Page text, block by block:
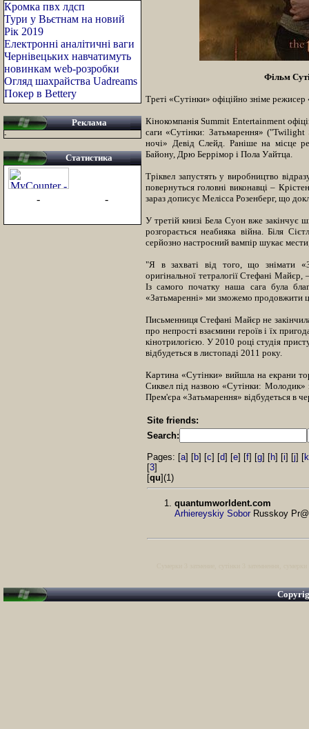
Кромка пвх лдсп
Тури у Вьєтнам на новий
Рік 2019
Електронні аналітичні ваги
Чернівецьких навчатимуть
новинкам web-розробки
Огляд шахрайства Uadreams
Покер в Bettery
Реклама
-
Статистика
- -
Фільм
Треті «Сутінки» офіційно зніме режисер
Кінокомпанія Summit Entertainment
саги «Сутінки: Затьмарення»
ночі» Девід Слейд. Раніше на місце
Байону, Дрю Беррімор і Пола Уайтца.
Тріквел запустять у виробництво
повернуться головні виконавці –
зараз дописує Мелісса Розенберг, що
У третій книзі Бела Суон вже закінчує
розгорається неабияка війна. Біля
серйозно настроєний вампір шукає
"Я в захваті від того, що знімати
оригінальної тетралогії Стефані
Із самого початку наша сага була
«Затьмаренні» ми зможемо продовжити
Письменниця Стефані Майєр не
про непрості взаємини героїв і їх
кінотрилогією. У 2010 році студія
відбудеться в листопаді 2011 року.
Картина «Сутінки» вийшла на екрани
Сиквел під назвою «Сутінки: Молодик»
Прем'єра «Затьмарення» відбудеться в
Site friends:
Search:
Pages: [a] [b] [c] [d] [e] [f] [g] [h] [i] [j] [k
[3]
[qu](1)
quantumworldent.com
Arhiereyskiy Sobor Russkoy